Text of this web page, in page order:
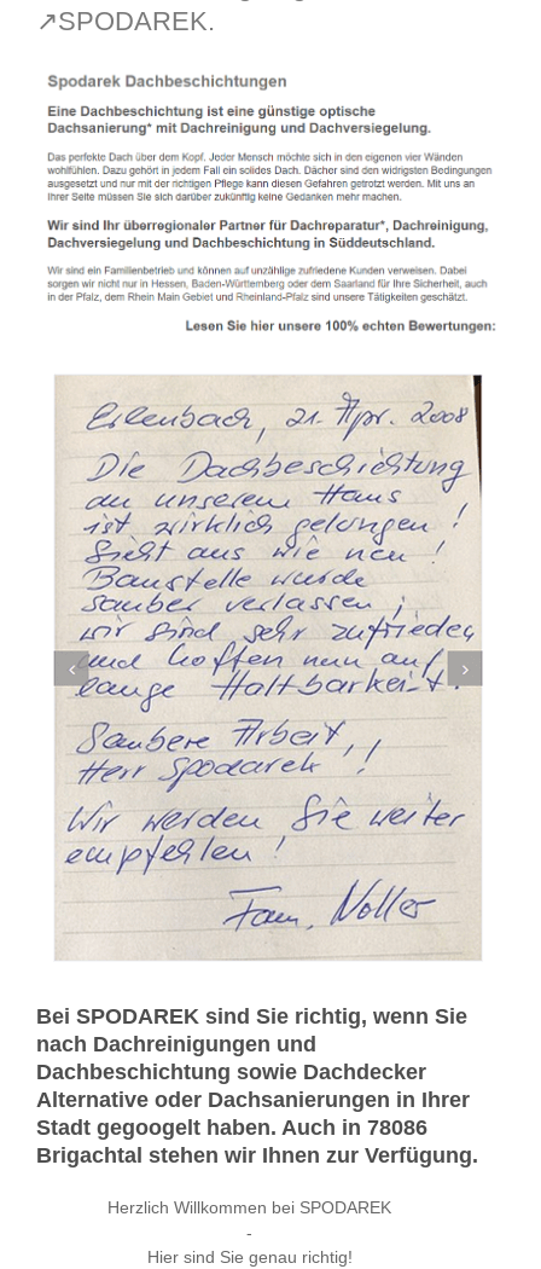
↗️SPODAREK.
Bei SPODAREK sind Sie richtig, wenn Sie
nach Dachreinigungen und
Dachbeschichtung sowie Dachdecker
Alternative oder Dachsanierungen in Ihrer
Stadt gegoogelt haben. Auch in 78086
Brigachtal stehen wir Ihnen zur Verfügung.
Herzlich Willkommen bei SPODAREK
-
Hier sind Sie genau richtig!